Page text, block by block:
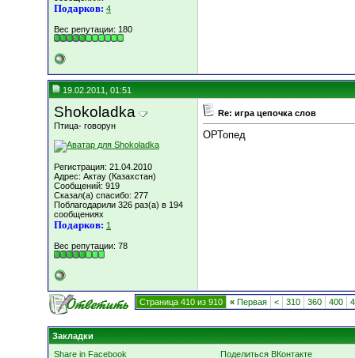
Подарков: 4
Вес репутации: 180
19.02.2011, 01:51
Shokoladka
Птица- говорун
Регистрация: 21.04.2010
Адрес: Актау (Казахстан)
Сообщений: 919
Сказал(а) спасибо: 277
Поблагодарили 326 раз(а) в 194
сообщениях
Подарков: 1
Вес репутации: 78
Re: игра цепочка слов
ОРТопед
Страница 410 из 910 « Первая < 310 360 400
Закладки
Share in Facebook
Поделиться ВКонтакте